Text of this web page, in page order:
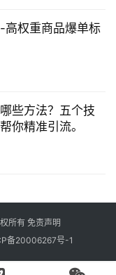
高权重商品爆单标
些方法？五个技
你精准引流。
所有 免责声明
备20006267号-1